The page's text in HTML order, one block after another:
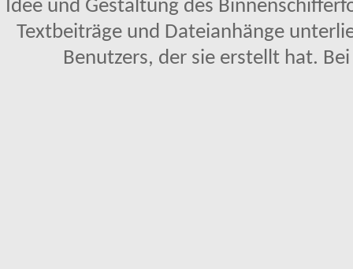
Idee und Gestaltung des
Textbeiträge und Dateianhänge
Benutzers, der sie erstellt hat.